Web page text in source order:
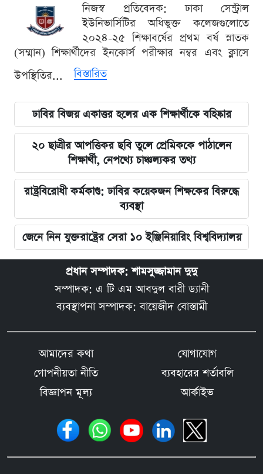
নিজস্ব প্রতিবেদক: ঢাকা সেন্ট্রাল
ইউনিভার্সিটির অধিভুক্ত কলেজগুলোতে
২০২৪-২৫ শিক্ষাবর্ষের প্রথম বর্ষ স্নাতক
(সম্মান) শিক্ষার্থীদের ইনকোর্স পরীক্ষার নম্বর এবং ক্লাসে
উপস্থিতির...
বিস্তারিত
ঢাবির বিজয় একাত্তর হলের এক শিক্ষার্থীকে বহিষ্কার
২০ ছাত্রীর আপত্তিকর ছবি তুলে প্রেমিককে পাঠালেন
শিক্ষার্থী, নেপথ্যে চাঞ্চল্যকর তথ্য
রাষ্ট্রবিরোধী কর্মকাণ্ড: ঢাবির কয়েকজন শিক্ষকের বিরুদ্ধে
ব্যবস্থা
জেনে নিন যুক্তরাষ্ট্রের সেরা ১০ ইঞ্জিনিয়ারিং বিশ্ববিদ্যালয়
প্রধান সম্পাদক: শামসুজ্জামান দুদু
সম্পাদক: এ টি এম আবদুল বারী ড্যানী
ব্যবস্থাপনা সম্পাদক: বায়েজীদ বোস্তামী
আমাদের কথা
যোগাযোগ
গোপনীয়তা নীতি
ব্যবহারের শর্তাবলি
বিজ্ঞাপন মূল্য
আর্কাইভ